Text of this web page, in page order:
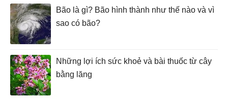
Bão là gì? Bão hình thành như thế nào và vì
sao có bão?
Những lợi ích sức khoẻ và bài thuốc từ cây
bằng lăng